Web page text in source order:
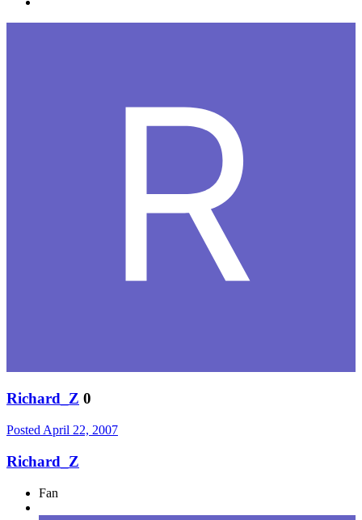
Richard_Z 0
Posted April 22, 2007
Richard_Z
Fan